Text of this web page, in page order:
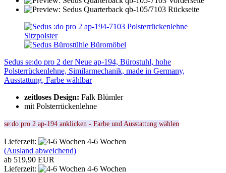
Sedus se:do pro 2 der Neue ap-194, Bürostuhl, hohe
Polsterrückenlehne, Similarmechanik, made in Germany,
Ausstattung, Farbe wählbar
zeitloses Design: Falk Blümler
mit Polsterrückenlehne
se:do pro 2 ap-194 anklicken - Farbe und Ausstattung wählen
Lieferzeit:
4-6 Wochen
(Ausland abweichend)
ab 519,90 EUR
Lieferzeit:
4-6 Wochen